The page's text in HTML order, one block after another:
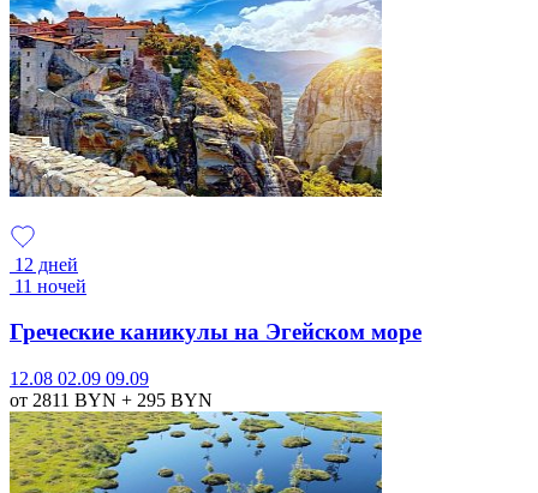
12 дней
11 ночей
Греческие каникулы на Эгейском море
12.08 02.09 09.09
от 2811 BYN + 295 BYN